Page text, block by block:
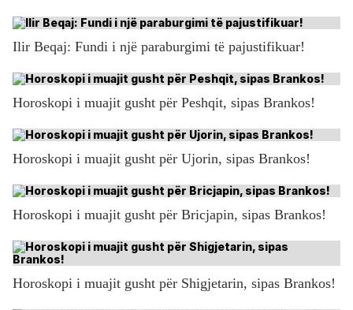
Ilir Beqaj: Fundi i një paraburgimi të pajustifikuar!
Horoskopi i muajit gusht për Peshqit, sipas Brankos!
Horoskopi i muajit gusht për Ujorin, sipas Brankos!
Horoskopi i muajit gusht për Bricjapin, sipas Brankos!
Horoskopi i muajit gusht për Shigjetarin, sipas Brankos!